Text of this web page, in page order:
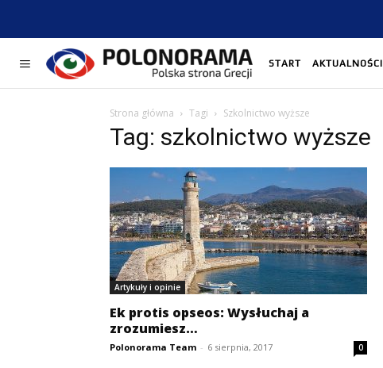
START AKTUALNOŚCI
Strona główna Tagi Szkolnictwo wyższe
Tag: szkolnictwo wyższe
Artykuły i opinie
Ek protis opseos: Wysłuchaj a
zrozumiesz…
Polonorama Team - 6 sierpnia, 2017 0